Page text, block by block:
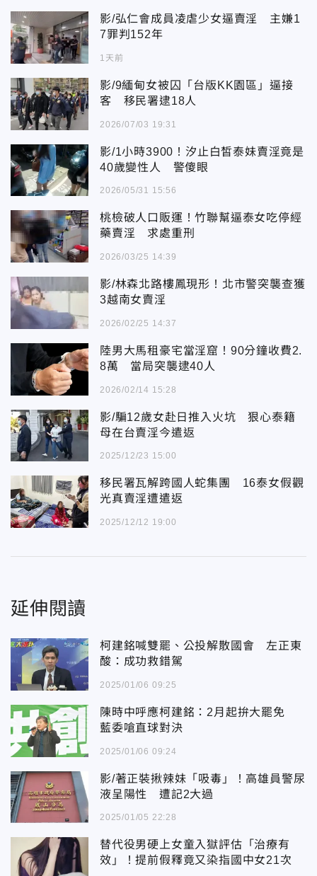
影/弘仁會成員凌虐少女逼賣淫 主嫌1
7罪判152年
1天前
影/9緬甸女被囚「台版KK園區」逼接
客 移民署逮18人
2026/07/03 19:31
影/1小時3900！汐止白皙泰妹賣淫竟是
40歲變性人 警傻眼
2026/05/31 15:56
桃檢破人口販運！竹聯幫逼泰女吃停經
藥賣淫 求處重刑
2026/03/25 14:39
影/林森北路樓鳳現形！北市警突襲查獲
3越南女賣淫
2026/02/25 14:37
陸男大馬租豪宅當淫窟！90分鐘收費2.
8萬 當局突襲逮40人
2026/02/14 15:28
影/騙12歲女赴日推入火坑 狠心泰籍
母在台賣淫今遣返
2025/12/23 15:00
移民署瓦解跨國人蛇集團 16泰女假觀
光真賣淫遭遣返
2025/12/12 19:00
延伸閱讀
柯建銘喊雙罷、公投解散國會 左正東
酸：成功救錯駕
2025/01/06 09:25
陳時中呼應柯建銘：2月起拚大罷免
藍委嗆直球對決
2025/01/06 09:24
影/著正裝揪辣妹「吸毒」！高雄員警尿
液呈陽性 遭記2大過
2025/01/05 22:28
替代役男硬上女童入獄評估「治療有
效」！提前假釋竟又染指國中女21次